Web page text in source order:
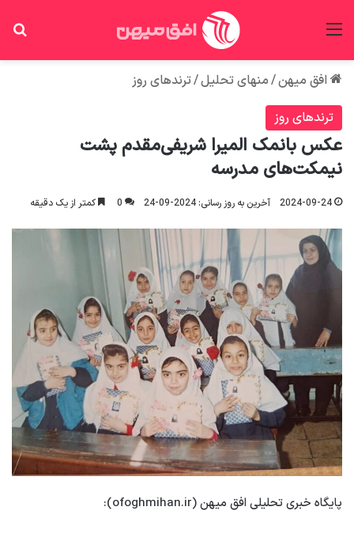
افق میهن/منهای تحلیل/ترندهای روز
ترندهای روز
عکس بانمک المیرا شریفی‌مقدم پشت
نیمکت‌های مدرسه
2024-09-24 آخرین به روز رسانی: 2024-09-24 0 کمتر از یک دقیقه
پایگاه خبری تحلیلی افق میهن (ofoghmihan.ir):